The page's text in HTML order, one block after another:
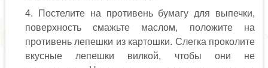
Постелите на противень бумагу для выпечки,
поверхность смажьте маслом, положите на
противень лепешки из картошки. Слегка проколите
вкусные лепешки вилкой, чтобы они не